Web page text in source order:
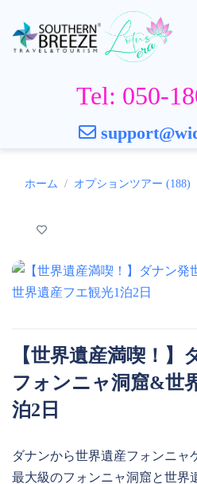
Tel: 050-
ホーム オプションツアー (188)
【世界遺産満喫！
フォンニャ洞窟&世
泊2日
ダナンから世界遺産フォンニャ
最大級のフォンニャ洞窟と世界